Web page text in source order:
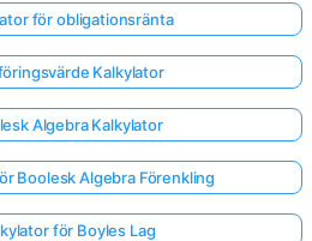
för obligationsränta
Kalkylator
Algebra Kalkylator
Boolesk Algebra Förenkling
för Boyles Lag